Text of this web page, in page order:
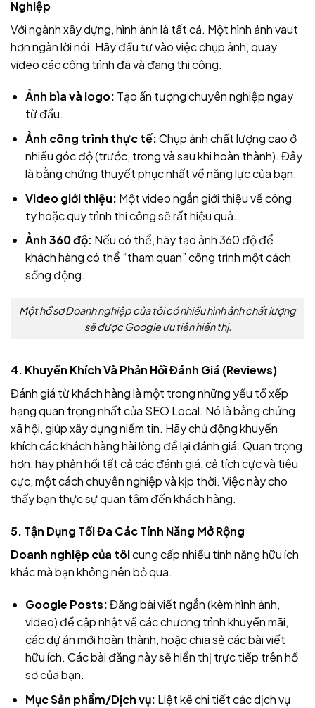
Nghiệp
Với ngành xây dựng, hình ảnh là tất cả. Một hình ảnh vaut
hơn ngàn lời nói. Hãy đầu tư vào việc chụp ảnh, quay
video các công trình đã và đang thi công.
Ảnh bìa và logo: Tạo ấn tượng chuyên nghiệp ngay
từ đầu.
Ảnh công trình thực tế:Chụp ảnh chất lượng cao ở
nhiều góc độ (trước, trong và sau khi hoàn thành). Đây
là bằng chứng thuyết phục nhất về năng lực của bạn.
Video giới thiệu: Một video ngắn giới thiệu về công
ty hoặc quy trình thi công sẽ rất hiệu quả.
Ảnh 360 độ: Nếu có thể, hãy tạo ảnh 360 độ để
khách hàng có thể “tham quan” công trình một cách
sống động.
Một hồ sơ Doanh nghiệp của tôi có nhiều hình ảnh chất lượng
sẽ được Google ưu tiên hiển thị.
4. Khuyến Khích Và Phản Hồi Đánh Giá (Reviews)
Đánh giá từ khách hàng là một trong những yếu tố xếp
hạng quan trọng nhất của SEO Local. Nó là bằng chứng
xã hội, giúp xây dựng niềm tin. Hãy chủ động khuyến
khích các khách hàng hài lòng để lại đánh giá. Quan trọng
hơn, hãy phản hồi tất cả các đánh giá, cả tích cực và tiêu
cực, một cách chuyên nghiệp và kịp thời. Việc này cho
thấy bạn thực sự quan tâm đến khách hàng.
5. Tận Dụng Tối Đa Các Tính Năng Mở Rộng
Doanh nghiệp của tôicung cấp nhiều tính năng hữu ích
khác mà bạn không nên bỏ qua.
Google Posts:Đăng bài viết ngắn (kèm hình ảnh,
video) để cập nhật về các chương trình khuyến mãi,
các dự án mới hoàn thành, hoặc chia sẻ các bài viết
hữu ích. Các bài đăng này sẽ hiển thị trực tiếp trên hồ
sơ của bạn.
Mục Sản phẩm/Dịch vụ: Liệt kê chi tiết các dịch vụ